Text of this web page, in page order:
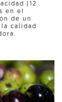
(12
en el
de un
calidad